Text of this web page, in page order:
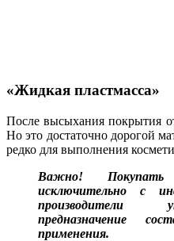
«Жидкая пластмасса»
После высыхания покрытия
Но это достаточно дорогой
редко для выполнения
Важно! Покупать
исключительно с
производители
предназначение
применения.